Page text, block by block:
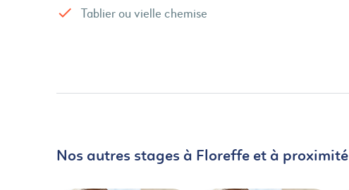
Tablier ou vielle chemise
Nos autres stages à Floreffe et à proximité